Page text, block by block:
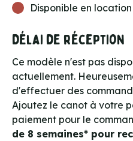
Disponible en location
Délai de réception
Ce modèle n'est pas
actuellement.
d'effectuer des
Ajoutez le canot à votre
paiement pour le
de 8 semaines* pour